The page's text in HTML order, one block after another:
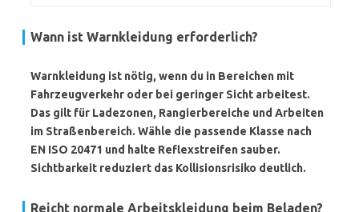
Wann ist Warnkleidung erforderlich?
Warnkleidung ist nötig, wenn du in Bereichen mit
Fahrzeugverkehr oder bei geringer Sicht arbeitest.
Das gilt für Ladezonen, Rangierbereiche und Arbeiten
im Straßenbereich. Wähle die passende Klasse nach
EN ISO 20471 und halte Reflexstreifen sauber.
Sichtbarkeit reduziert das Kollisionsrisiko deutlich.
Reicht normale Arbeitskleidung beim Beladen?